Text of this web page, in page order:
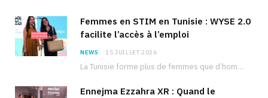
Femmes en STIM en Tunisie : WYSE 2.0
facilite l’accès à l’emploi
NEWS 15 JUILLET 2026
La Tunisie forme plus de femmes que d’hommes dans les filières scientifiques. Pourtant, pour beaucoup…
Ennejma Ezzahra XR : Quand le